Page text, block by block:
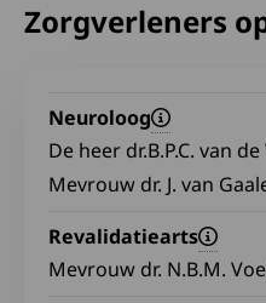
Zorgverleners
Neuroloog
De heer dr.B.P.C. van
Mevrouw dr. J. van
Revalidatiearts
Mevrouw dr. N.B.M.